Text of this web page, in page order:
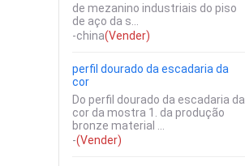
de mezanino industriais do piso
de aço da s...
-china(Vender)
perfil dourado da escadaria da
cor
Do perfil dourado da escadaria da
cor da mostra 1. da produção
bronze material ...
-(Vender)